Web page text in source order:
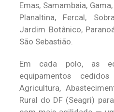
Emas, Samambaia,
Planaltina, Fercal,
Jardim Botânico,
São Sebastião.
Em cada polo, as
equipamentos
Agricultura,
Rural do DF (Seagri)